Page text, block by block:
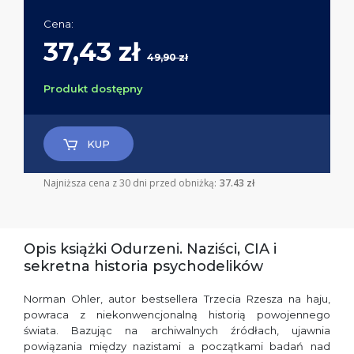
Cena:
37,43 zł 49,90 zł
Produkt dostępny
KUP
Najniższa cena z 30 dni przed obniżką: 37.43 zł
Opis książki Odurzeni. Naziści, CIA i
sekretna historia psychodelików
Norman Ohler, autor bestsellera Trzecia Rzesza na haju,
powraca z niekonwencjonalną historią powojennego
świata. Bazując na archiwalnych źródłach, ujawnia
powiązania między nazistami a początkami badań nad